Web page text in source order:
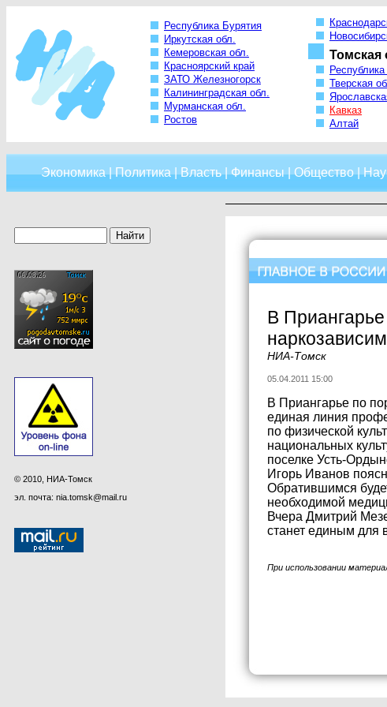
Республика Бурятия
Иркутская обл.
Кемеровская обл.
Красноярский край
ЗАТО Железногорск
Калининградская обл.
Мурманская обл.
Ростов
Томская
Тверская
Кавказ
Алтай
Экономика|Политика|Власть|Финансы|Общество|
© 2010, НИА-Томск
эл. почта: nia.tomsk@mail.ru
В
НИА-Томск
05.04.2011 15:00
В Приангарье по
единая линия
по физической
национальных
поселке Усть-
Игорь Иванов
Обратившимся
необходимой
Вчера Дмитрий
станет единым для
При использовании